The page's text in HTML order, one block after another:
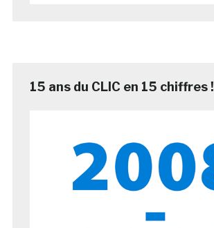
15 ans du CLIC en 15 chiffres !